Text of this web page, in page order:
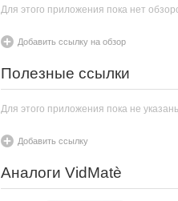
Для этого приложения пока нет
Добавить ссылку на обзор
Полезные ссылки
Для этого приложения пока не
Добавить ссылку
Аналоги VidMatè